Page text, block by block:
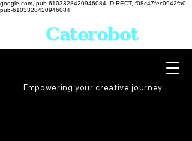
google.com, pub-6103328420946084, DIRECT, f08c47fec0942fa0
pub-6103328420946084
Empowering your creative journey.
Caterobot